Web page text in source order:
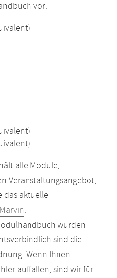
vor:
alle Module,
Veranstaltungsangebot,
das aktuelle
Marvin.
wurden
sind die
Wenn Ihnen
auffallen, sind wir für